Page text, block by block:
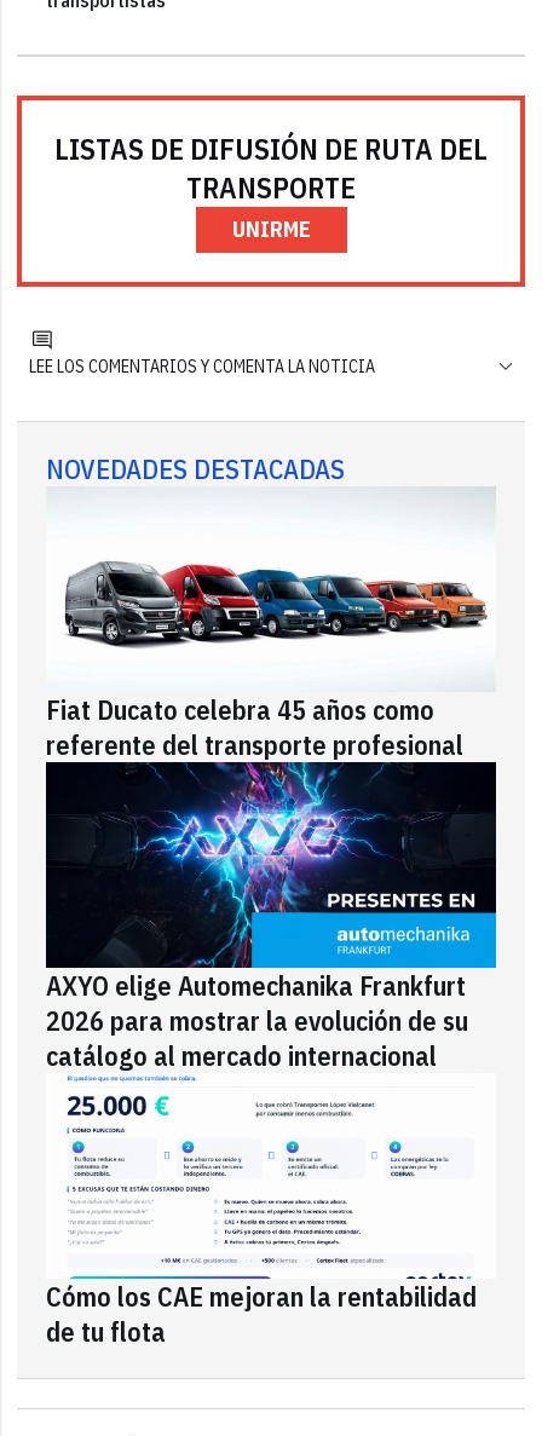
LISTAS DE DIFUSIÓN DE RUTA DEL
TRANSPORTE
UNIRME
LEE LOS COMENTARIOS Y COMENTA LA NOTICIA
NOVEDADES DESTACADAS
Fiat Ducato celebra 45 años como
referente del transporte profesional
AXYO elige Automechanika Frankfurt
2026 para mostrar la evolución de su
catálogo al mercado internacional
Cómo los CAE mejoran la rentabilidad
de tu flota